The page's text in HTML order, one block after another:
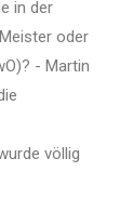
in der
oder
- Martin
völlig